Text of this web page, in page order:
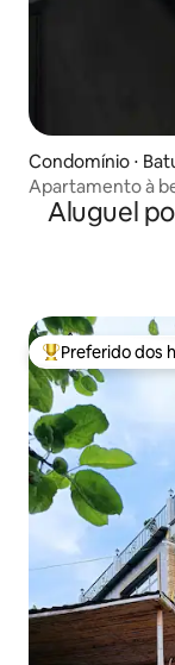
Condomínio ⋅
Apartamento à
Aluguel
Entre os
Preferido dos